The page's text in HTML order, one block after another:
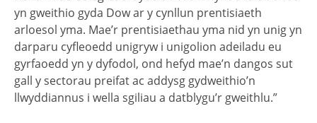
yn gweithio gyda Dow ar y cynllun prentisiaeth
arloesol yma. Mae’r prentisiaethau yma nid yn unig yn
darparu cyfleoedd unigryw i unigolion adeiladu eu
gyrfaoedd yn y dyfodol, ond hefyd mae’n dangos sut
gall y sectorau preifat ac addysg gydweithio’n
llwyddiannus i wella sgiliau a datblygu’r gweithlu.”